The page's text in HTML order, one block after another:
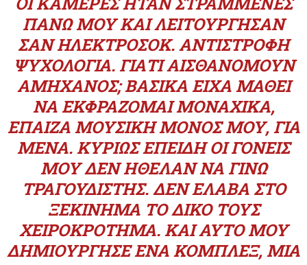
ΠΆΝΩ ΜΟΥ ΚΑΙ ΛΕΙΤΟΎΡΓΗΣΑΝ
ΣΑΝ ΗΛΕΚΤΡΟΣΌΚ. ΑΝΤΊΣΤΡΟΦΗ
ΨΥΧΟΛΟΓΊΑ. ΓΙΑΤΊ ΑΙΣΘΑΝΌΜΟΥΝ
ΑΜΉΧΑΝΟΣ; ΒΑΣΙΚΆ ΕΊΧΑ ΜΆΘΕΙ
ΝΑ ΕΚΦΡΆΖΟΜΑΙ ΜΟΝΑΧΙΚΆ,
ΈΠΑΙΖΑ ΜΟΥΣΙΚΉ ΜΌΝΟΣ ΜΟΥ, ΓΙΑ
ΜΈΝΑ. ΚΥΡΊΩΣ ΕΠΕΙΔΉ ΟΙ ΓΟΝΕΊΣ
ΜΟΥ ΔΕΝ ΉΘΕΛΑΝ ΝΑ ΓΊΝΩ
ΤΡΑΓΟΥΔΙΣΤΉΣ. ΔΕΝ ΈΛΑΒΑ ΣΤΟ
ΞΕΚΊΝΗΜΑ ΤΟ ΔΙΚΌ ΤΟΥΣ
ΧΕΙΡΟΚΡΌΤΗΜΑ. ΚΑΙ ΑΥΤΌ ΜΟΥ
ΔΗΜΙΟΎΡΓΗΣΕ ΈΝΑ ΚΌΜΠΛΕΞ, ΜΙΑ